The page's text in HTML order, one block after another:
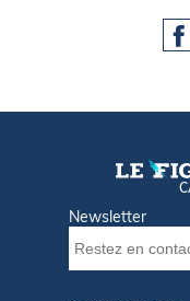
Newsletter